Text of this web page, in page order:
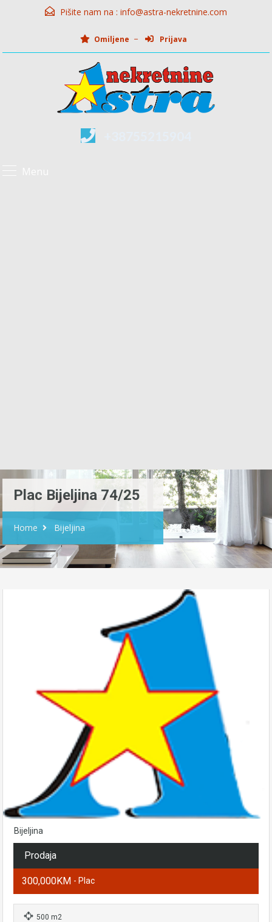
Pišite nam na : info@astra-nekretnine.com
Omiljene Prijava
Plac Bijeljina 74/25
Home Bijeljina
Bijeljina
Prodaja
300,000KM - Plac
500 m2